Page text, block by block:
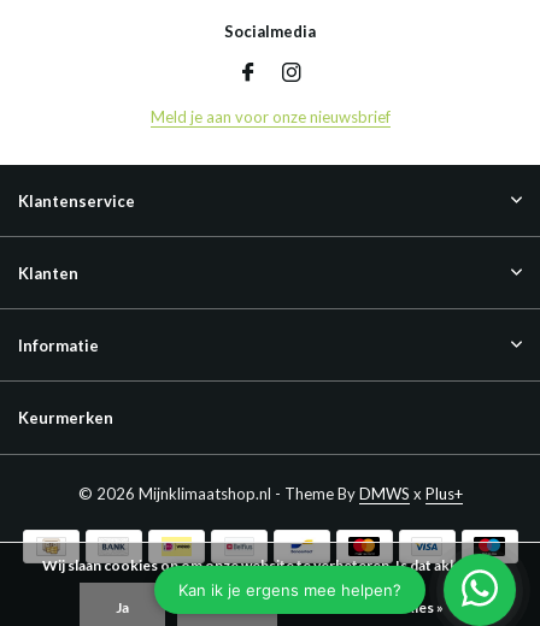
Socialmedia
Meld je aan voor onze nieuwsbrief
Klantenservice
Klanten
Informatie
Keurmerken
© 2026 Mijnklimaatshop.nl - Theme ByDMWS x Plus+
Wij slaan cookies op om onze website te verbeteren. Is dat akkoord?
Ja Meer over cookies »